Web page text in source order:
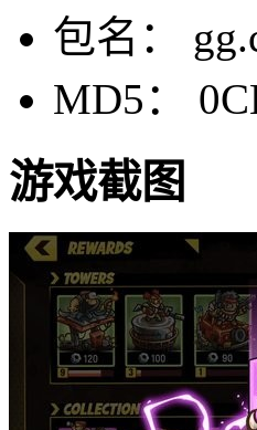
包名：
MD5：
游戏截图